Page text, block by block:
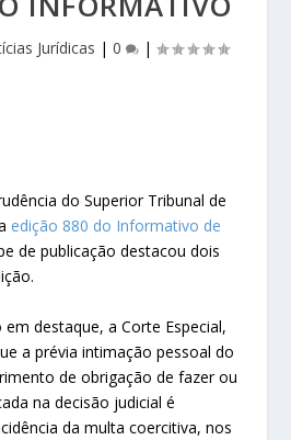
Jurídicas | 0 |
do Superior Tribunal de
edição 880 do Informativo de
de publicação destacou dois
destaque, a Corte Especial,
a prévia intimação pessoal do
de obrigação de fazer ou
na decisão judicial é
da multa coercitiva, nos